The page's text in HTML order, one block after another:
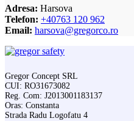
Adresa: Harsova
Telefon: +40763 120 962
Email: harsova@gregorco.ro
Gregor Concept SRL
CUI: RO31673082
Reg. Com: J2013001183137
Oras: Constanta
Strada Radu Logofatu 4